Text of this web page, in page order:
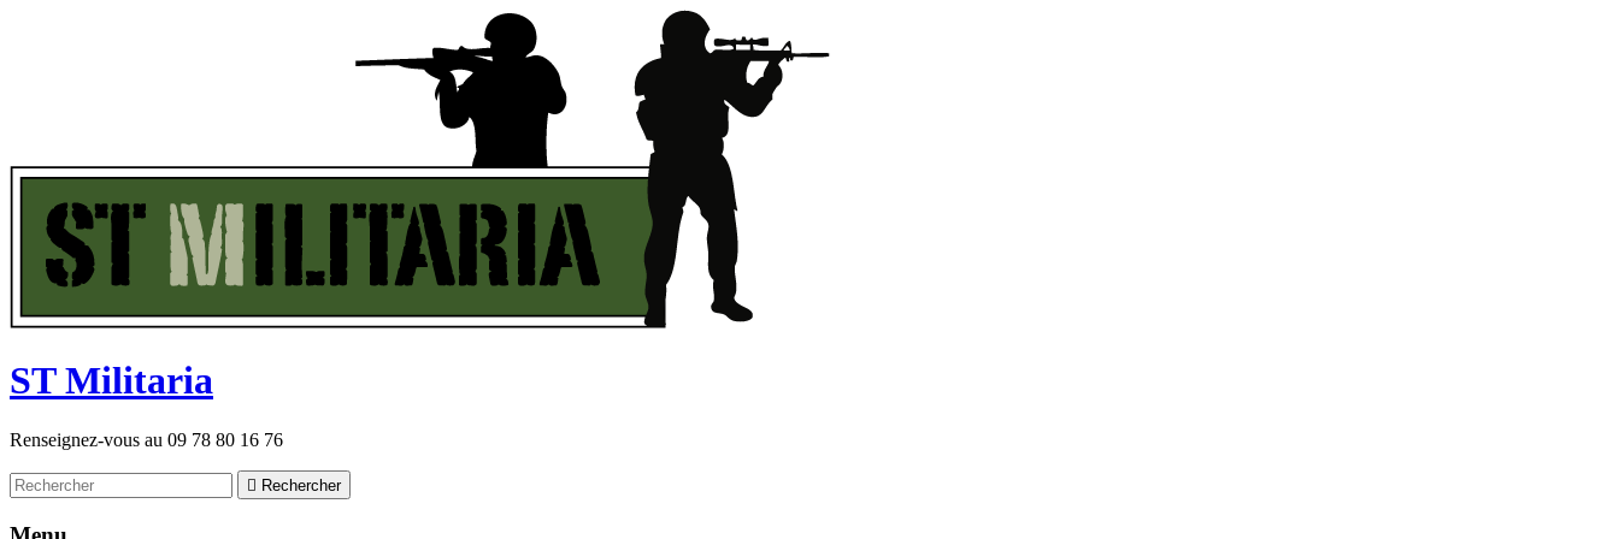
STMilitaria
Renseignez-vous au 09 78 80 16 76
 Rechercher